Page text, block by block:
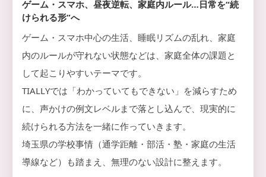
ゲーム・スマホ、昼夜逆転、家庭内ルール…日常を“続
けられる形”へ
ゲーム・スマホ中心の生活、睡眠リズムの乱れ、家庭
内のルールが守れない状態などは、家庭全体の課題と
して起こりやすいテーマです。
TIALLYでは「わかっていてもできない」を減らすため
に、声かけの例文レベルまで落とし込んで、現実的に
続けられる方法を一緒に作っていきます。
埼玉県の学校事情（通学距離・部活・塾・家庭の生活
導線など）も踏まえ、無理のない設計に整えます。